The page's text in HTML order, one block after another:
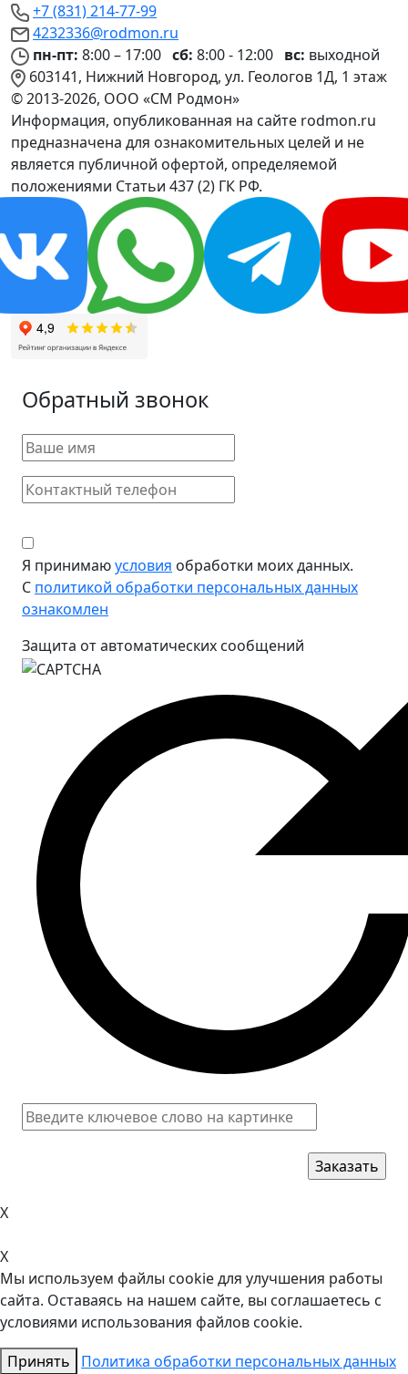
+7 (831) 214-77-99
4232336@rodmon.ru
пн-пт: 8:00 – 17:00 сб: 8:00 - 12:00 вс: выходной
603141, Нижний Новгород, ул. Геологов 1Д, 1 этаж
© 2013-2026, ООО «СМ Родмон»
Информация, опубликованная на сайте rodmon.ru
предназначена для ознакомительных целей и не
является публичной офертой, определяемой
положениями Статьи 437 (2) ГК РФ.
Обратный звонок
Я принимаюусловия обработки моих данных.
С политикой обработки персональных данных
ознакомлен
Защита от автоматических сообщений
X
X
Мы используем файлы cookie для улучшения работы
сайта. Оставаясь на нашем сайте, вы соглашаетесь с
условиями использования файлов cookie.
Принять
Политика обработки персональных данных